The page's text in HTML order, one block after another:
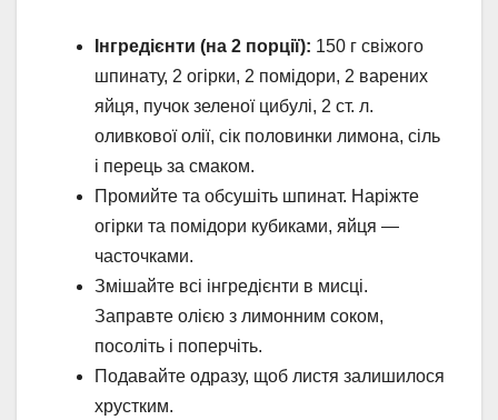
Інгредієнти (на 2 порції): 150 г свіжого
шпинату, 2 огірки, 2 помідори, 2 варених
яйця, пучок зеленої цибулі, 2 ст. л.
оливкової олії, сік половинки лимона, сіль
і перець за смаком.
Промийте та обсушіть шпинат. Наріжте
огірки та помідори кубиками, яйця —
часточками.
Змішайте всі інгредієнти в мисці.
Заправте олією з лимонним соком,
посоліть і поперчіть.
Подавайте одразу, щоб листя залишилося
хрустким.